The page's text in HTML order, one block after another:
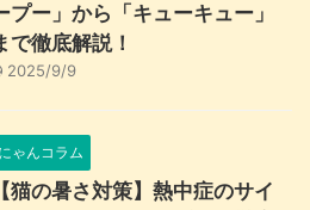
プー」から「キューキュー」
で徹底解説！
2025/9/9
にゃんコラム
【猫の暑さ対策】熱中症のサイ